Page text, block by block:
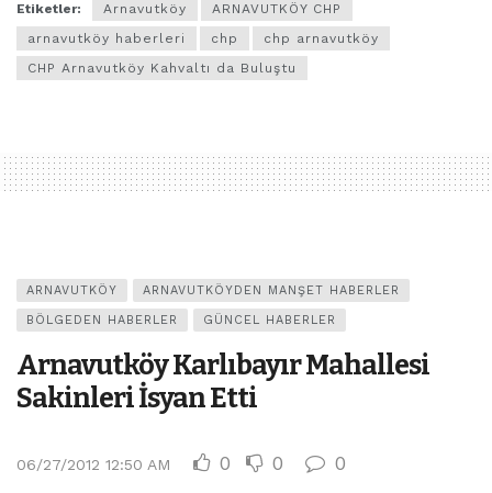
Etiketler: Arnavutköy
ARNAVUTKÖY CHP
arnavutköy haberleri
chp
chp arnavutköy
CHP Arnavutköy Kahvaltı da Buluştu
ARNAVUTKÖY ARNAVUTKÖYDEN MANŞET HABERLER
BÖLGEDEN HABERLER GÜNCEL HABERLER
Arnavutköy Karlıbayır Mahallesi
Sakinleri İsyan Etti
06/27/2012 12:50 AM 0 0 0